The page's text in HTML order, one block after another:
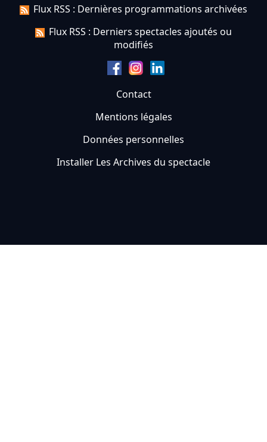
Flux RSS : Dernières programmations archivées
Flux RSS : Derniers spectacles ajoutés ou
modifiés
Contact
Mentions légales
Données personnelles
Installer Les Archives du spectacle